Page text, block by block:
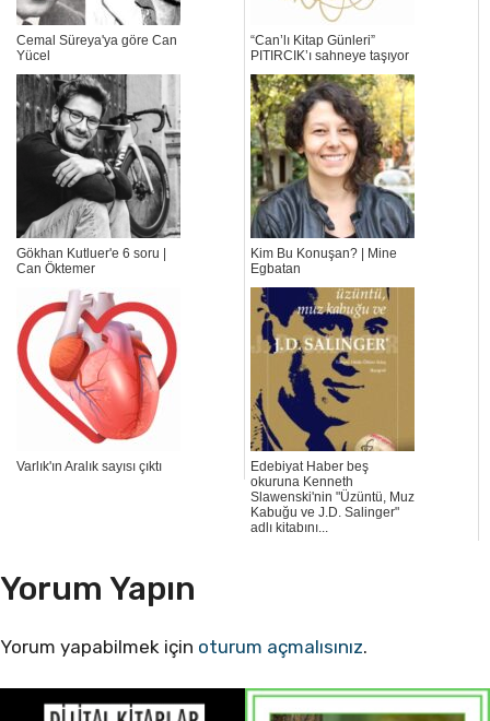
Cemal Süreya'ya göre Can
Yücel
“Can’lı Kitap Günleri”
PITIRCIK’ı sahneye taşıyor
Gökhan Kutluer'e 6 soru |
Can Öktemer
Kim Bu Konuşan? | Mine
Egbatan
Varlık'ın Aralık sayısı çıktı
Edebiyat Haber beş
okuruna Kenneth
Slawenski'nin "Üzüntü, Muz
Kabuğu ve J.D. Salinger"
adlı kitabını...
Yorum Yapın
Yorum yapabilmek için oturum açmalısınız.